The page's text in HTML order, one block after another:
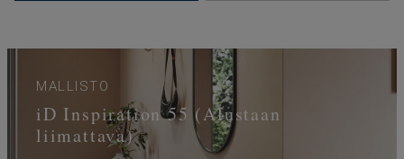
MALLISTO
iD Inspiration 55 (Alustaan
liimattava)